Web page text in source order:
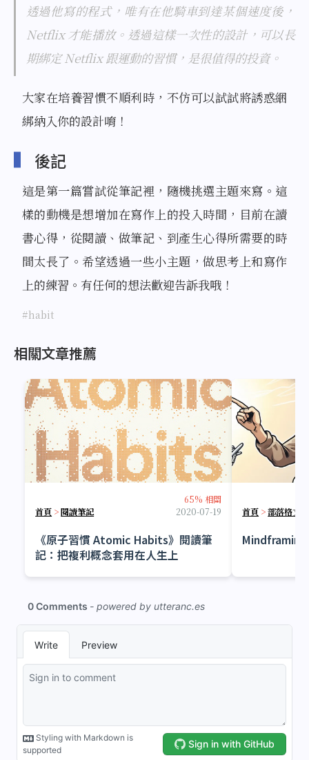
透過他寫的程式，唯有在他騎車到達某個速度後，
Netflix 才能播放。透過這樣一次性的設計，可以長
期綁定 Netflix 跟運動的習慣，是很值得的投資。
大家在培養習慣不順利時，不仿可以試試將誘惑綑
綁納入你的設計唷！
後記
這是第一篇嘗試從筆記裡，隨機挑選主題來寫。這
樣的動機是想增加在寫作上的投入時間，目前在讀
書心得，從閱讀、做筆記、到產生心得所需要的時
間太長了。希望透過一些小主題，做思考上和寫作
上的練習。有任何的想法歡迎告訴我哦！
#habit
相關文章推薦
65% 相關
首頁 >閱讀筆記 2020-07-19
《原子習慣 Atomic Habits》閱讀筆
記：把複利概念套用在人生上
首頁 >部落格文章
Mindframing